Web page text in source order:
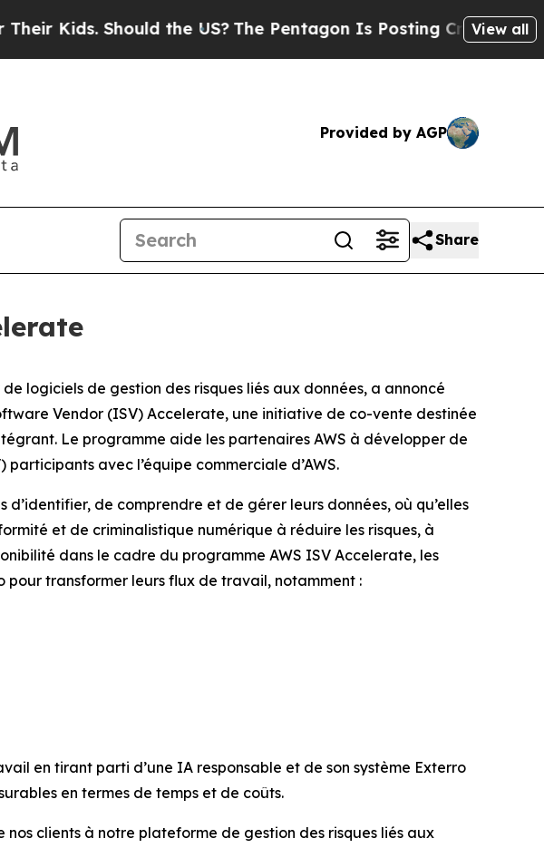
Should the US?The Pentagon Is Posting Cryptic Biblical
View all
Provided by AGP
Share
logiciels de gestion des risques liés aux données, a annoncé
Vendor (ISV) Accelerate, une initiative de co-vente destinée
Le programme aide les partenaires AWS à développer de
avec l’équipe commerciale d’AWS.
de comprendre et de gérer leurs données, où qu’elles
et de criminalistique numérique à réduire les risques, à
dans le cadre du programme AWS ISV Accelerate, les
transformer leurs flux de travail, notamment :
en tirant parti d’une IA responsable et de son système Exterro
en termes de temps et de coûts.
clients à notre plateforme de gestion des risques liés aux